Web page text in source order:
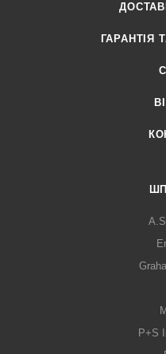
ГАРАНТІЯ
P+S